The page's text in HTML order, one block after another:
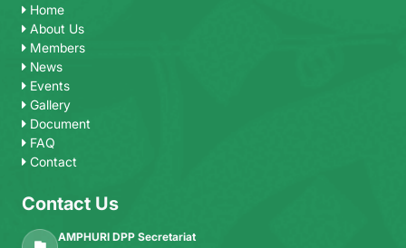
Home
About Us
Members
News
Events
Gallery
Document
FAQ
Contact
Contact Us
AMPHURI DPP Secretariat